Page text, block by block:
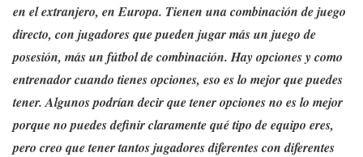
en el extranjero, en Europa. Tienen una combinación de juego
directo, con jugadores que pueden jugar más un juego de
posesión, más un fútbol de combinación. Hay opciones y como
entrenador cuando tienes opciones, eso es lo mejor que puedes
tener. Algunos podrían decir que tener opciones no es lo mejor
porque no puedes definir claramente qué tipo de equipo eres,
pero creo que tener tantos jugadores diferentes con diferentes